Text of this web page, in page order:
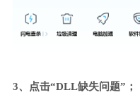
3、点击“DLL缺失问题”；